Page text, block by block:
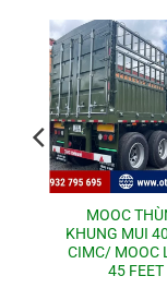
MOOC
KHUNG MUI
CIMC/ MOOC
45 FEET